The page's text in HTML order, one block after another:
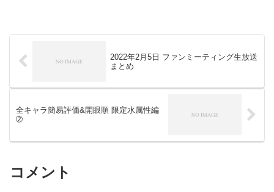
2022年2月5日 ファンミーティング生放送
まとめ
全キャラ簡易評価&開眼順 限定水属性編
➁
コメント